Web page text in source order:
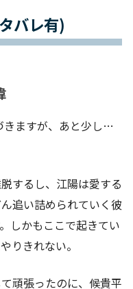
バレ有)
きますが、あと少し…
するし、江陽は愛する
追い詰められていく彼
しかもここで起きてい
りきれない。
頑張ったのに、候貴平